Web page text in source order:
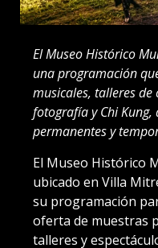
El Museo Histórico
una programación
musicales, talleres
fotografía y Chi
permanentes y
El Museo Histórico
ubicado en Villa
su programación
oferta de muestras
talleres y